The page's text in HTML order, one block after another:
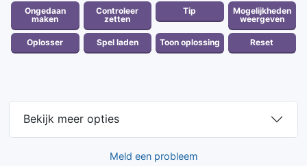
Bekijk meer opties
Meld een probleem